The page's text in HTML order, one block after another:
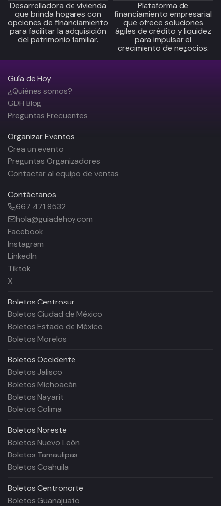
Desarrolladora de vivienda
que brinda hogares con
opciones de financiamiento
para facilitar la adquisición
del patrimonio familiar.
Plataforma de
financiamiento empresarial
que ofrece soluciones
ágiles de crédito y liquidez
para impulsar el
crecimiento de negocios.
Guía de Hoy
¿Quiénes somos?
GDH Blog
Preguntas Frecuentes
Organizar Eventos
Crea un evento
Preguntas Organizadores
Contactar al equipo de ventas
Contáctanos
667 471 8532
hola@guiadehoy.com
Facebook
Instagram
LinkedIn
Tiktok
X
Boletos Centrosur
Boletos Ciudad de México
Boletos Estado de México
Boletos Morelos
Boletos Occidente
Boletos Jalisco
Boletos Michoacán
Boletos Nayarit
Boletos Colima
Boletos Noreste
Boletos Nuevo León
Boletos Tamaulipas
Boletos Coahuila
Boletos Centronorte
Boletos Guanajuato